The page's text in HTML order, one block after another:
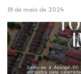
18 de maio de 2024